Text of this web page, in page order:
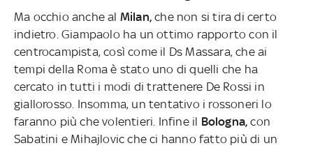
Ma occhio anche al Milan, che non si tira di certo
indietro. Giampaolo ha un ottimo rapporto con il
centrocampista, così come il Ds Massara, che ai
tempi della Roma è stato uno di quelli che ha
cercato in tutti i modi di trattenere De Rossi in
giallorosso. Insomma, un tentativo i rossoneri lo
faranno più che volentieri. Infine il Bologna, con
Sabatini e Mihajlovic che ci hanno fatto più di un